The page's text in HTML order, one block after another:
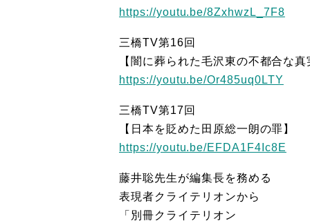
https://youtu.be/8ZxhwzL_7F8
三橋TV第16回
【闇に葬られた毛沢東の不都合な真
https://youtu.be/Or485uq0LTY
三橋TV第17回
【日本を貶めた田原総一朗の罪】
https://youtu.be/EFDA1F4Ic8E
藤井聡先生が編集長を務める
表現者クライテリオンから
「別冊クライテリオン